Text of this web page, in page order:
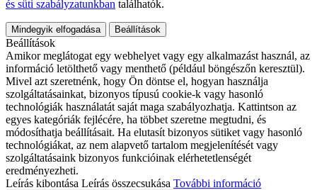
és süti szabályzatunkban találhatók.
Mindegyik elfogadása Beállítások
Beállítások
Amikor meglátogat egy webhelyet vagy egy alkalmazást használ, az
információ letölthető vagy menthető (például böngészőn keresztül).
Mivel azt szeretnénk, hogy Ön döntse el, hogyan használja
szolgáltatásainkat, bizonyos típusú cookie-k vagy hasonló
technológiák használatát saját maga szabályozhatja. Kattintson az
egyes kategóriák fejlécére, ha többet szeretne megtudni, és
módosíthatja beállításait. Ha elutasít bizonyos sütiket vagy hasonló
technológiákat, az nem alapvető tartalom megjelenítését vagy
szolgáltatásaink bizonyos funkcióinak elérhetetlenségét
eredményezheti.
Leírás kibontása Leírás összecsukása További információ